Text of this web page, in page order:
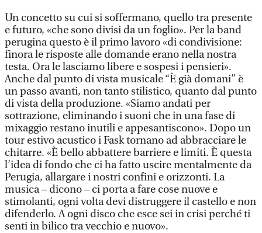
Un concetto su cui si soffermano, quello tra presente
e futuro, «che sono divisi da un foglio». Per la band
perugina questo è il primo lavoro «di condivisione:
finora le risposte alle domande erano nella nostra
testa. Ora le lasciamo libere e sospesi i pensieri».
Anche dal punto di vista musicale “È già domani” è
un passo avanti, non tanto stilistico, quanto dal punto
di vista della produzione. «Siamo andati per
sottrazione, eliminando i suoni che in una fase di
mixaggio restano inutili e appesantiscono». Dopo un
tour estivo acustico i Fask tornano ad abbracciare le
chitarre. «È bello abbattere barriere e limiti. È questa
l’idea di fondo che ci ha fatto uscire mentalmente da
Perugia, allargare i nostri confini e orizzonti. La
musica – dicono – ci porta a fare cose nuove e
stimolanti, ogni volta devi distruggere il castello e non
difenderlo. A ogni disco che esce sei in crisi perché ti
senti in bilico tra vecchio e nuovo».